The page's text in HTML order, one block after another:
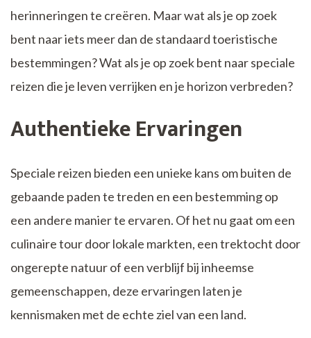
herinneringen te creëren. Maar wat als je op zoek
bent naar iets meer dan de standaard toeristische
bestemmingen? Wat als je op zoek bent naar speciale
reizen die je leven verrijken en je horizon verbreden?
Authentieke Ervaringen
Speciale reizen bieden een unieke kans om buiten de
gebaande paden te treden en een bestemming op
een andere manier te ervaren. Of het nu gaat om een
culinaire tour door lokale markten, een trektocht door
ongerepte natuur of een verblijf bij inheemse
gemeenschappen, deze ervaringen laten je
kennismaken met de echte ziel van een land.